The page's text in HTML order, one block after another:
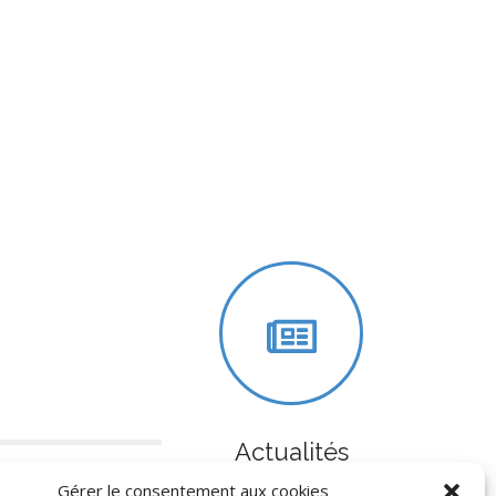
Gérer le consentement aux cookies
Actualités